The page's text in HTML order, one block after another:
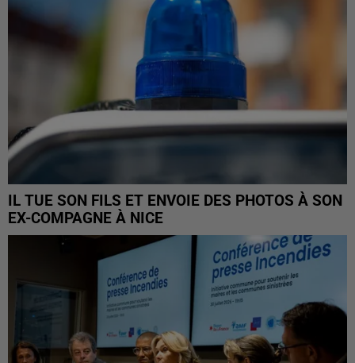
IL TUE SON FILS ET ENVOIE DES PHOTOS À SON
EX-COMPAGNE À NICE